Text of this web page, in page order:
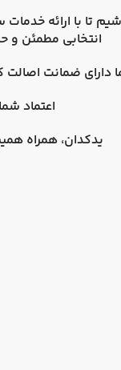
تا با ارائه
انتخابی مطمئن و
دارای ضمانت اصالت
اعتماد
یدکدان، همراه